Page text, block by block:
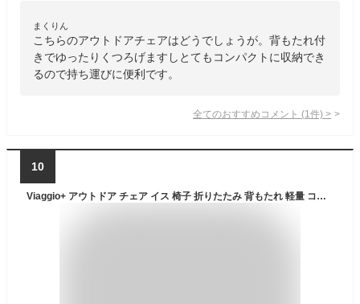
まくりん
こちらのアウトドアチェアはどうでしょうが。背もたれ付
きでゆったりくつろげますしとてもコンパクトに収納でき
るので持ち運びに便利です。
全てのおすすめコメント (1 件) >
10
Viaggio+ アウトドア チェア イス 椅子 折りたたみ 背もたれ 軽量 コンパクト キャンプ グランピング (オリーブ)